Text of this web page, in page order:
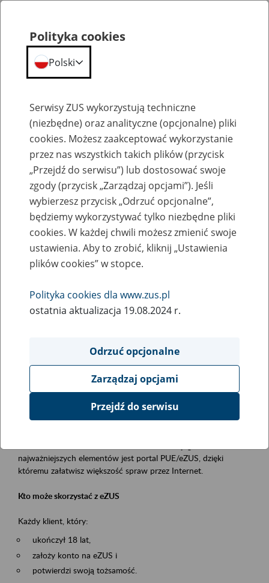
Szkolenia
Zaproś ZUS do siebie - zakładanie profili
eZUS w siedzibie Twojej firmy
Rodzaj wydarzenia
Szkolenia
Obszar merytoryczny
obsługa klientów
Opis wydarzenia
Platforma Usług Elektronicznych ZUS eZUS
najważniejszych elementów jest portal PUE/eZUS, dzięki
któremu załatwisz większość spraw przez Internet.
Kto może skorzystać z eZUS
Każdy klient, który:
ukończył 18 lat,
założy konto na eZUS i
potwierdzi swoją tożsamość.
Polityka cookies
Polski
Serwisy ZUS wykorzystują techniczne
(niezbędne) oraz analityczne (opcjonalne) pliki
cookies. Możesz zaakceptować wykorzystanie
przez nas wszystkich takich plików (przycisk
„Przejdź do serwisu”) lub dostosować swoje
zgody (przycisk „Zarządzaj opcjami”). Jeśli
wybierzesz przycisk „Odrzuć opcjonalne”,
będziemy wykorzystywać tylko niezbędne pliki
cookies. W każdej chwili możesz zmienić swoje
ustawienia. Aby to zrobić, kliknij „Ustawienia
plików cookies” w stopce.
Polityka cookies dla www.zus.pl
ostatnia aktualizacja 19.08.2024 r.
Odrzuć opcjonalne
Zarządzaj opcjami
Przejdź do serwisu